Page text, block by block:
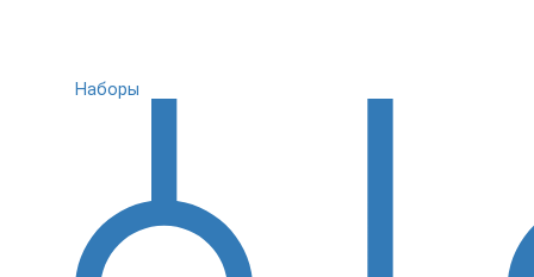
Наборы